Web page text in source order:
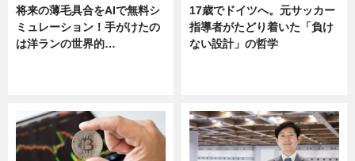
将来の薄毛具合をAIで無料シ
ミュレーション！手がけたの
は洋ランの世界的…
17歳でドイツへ。元サッカー
指導者がたどり着いた「負け
ない設計」の哲学